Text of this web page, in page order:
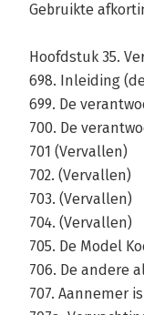
Gebruikte
Hoofdstuk 35.
698. Inleiding
699. De
700. De
701 (Vervallen)
702. (Vervallen)
703. (Vervallen)
704. (Vervallen)
705. De Model
706. De andere
707. Aannemer